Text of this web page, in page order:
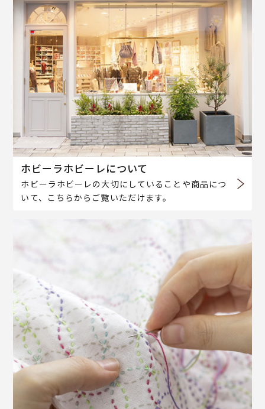
ホビーラホビーレについて
ホビーラホビーレの大切にしていることや商品につ
いて、こちらからご覧いただけます。